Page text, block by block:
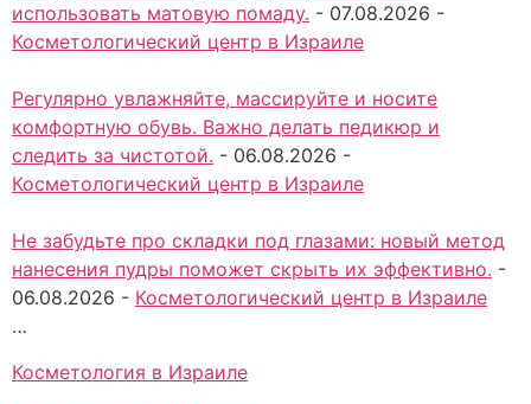
использовать матовую помаду. - 07.08.2026 -
Косметологический центр в Израиле
Регулярно увлажняйте, массируйте и носите
комфортную обувь. Важно делать педикюр и
следить за чистотой. - 06.08.2026 -
Косметологический центр в Израиле
Не забудьте про складки под глазами: новый метод
нанесения пудры поможет скрыть их эффективно. -
06.08.2026 - Косметологический центр в Израиле
…
Косметология в Израиле